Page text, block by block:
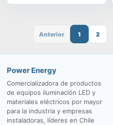
Anterior 1 2
Power Energy
Comercializadora de productos
de equipos iluminación LED y
materiales eléctricos por mayor
para la industria y empresas
instaladoras, líderes en Chile